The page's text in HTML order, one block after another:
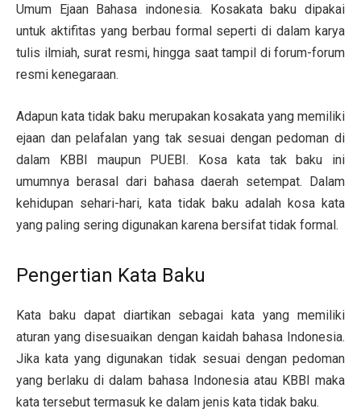
Umum Ejaan Bahasa indonesia. Kosakata baku dipakai
untuk aktifitas yang berbau formal seperti di dalam karya
tulis ilmiah, surat resmi, hingga saat tampil di forum-forum
resmi kenegaraan.
Adapun kata tidak baku merupakan kosakata yang memiliki
ejaan dan pelafalan yang tak sesuai dengan pedoman di
dalam KBBI maupun PUEBI. Kosa kata tak baku ini
umumnya berasal dari bahasa daerah setempat. Dalam
kehidupan sehari-hari, kata tidak baku adalah kosa kata
yang paling sering digunakan karena bersifat tidak formal.
Pengertian Kata Baku
Kata baku dapat diartikan sebagai kata yang memiliki
aturan yang disesuaikan dengan kaidah bahasa Indonesia.
Jika kata yang digunakan tidak sesuai dengan pedoman
yang berlaku di dalam bahasa Indonesia atau KBBI maka
kata tersebut termasuk ke dalam jenis kata tidak baku.